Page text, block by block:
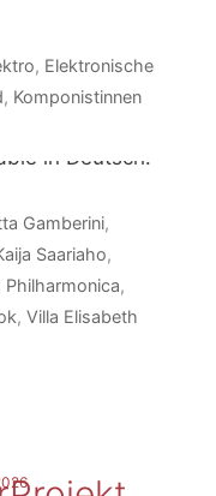
, Elektronische
, Komponistinnen
in Deutsch.
Gamberini,
Saariaho,
Philharmonica,
, Villa Elisabeth